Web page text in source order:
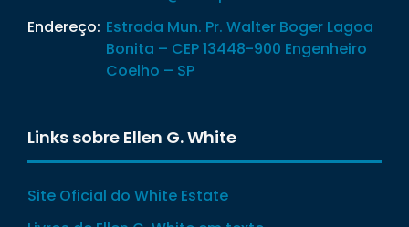
Endereço: Estrada Mun. Pr. Walter Boger Lagoa
Bonita – CEP 13448-900 Engenheiro
Coelho – SP
Links sobre Ellen G. White
Site Oficial do White Estate